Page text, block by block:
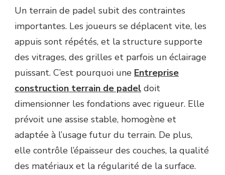
Un terrain de padel subit des contraintes
importantes. Les joueurs se déplacent vite, les
appuis sont répétés, et la structure supporte
des vitrages, des grilles et parfois un éclairage
puissant. C’est pourquoi une Entreprise
construction terrain de padel doit
dimensionner les fondations avec rigueur. Elle
prévoit une assise stable, homogène et
adaptée à l’usage futur du terrain. De plus,
elle contrôle l’épaisseur des couches, la qualité
des matériaux et la régularité de la surface.